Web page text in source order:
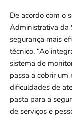
De acordo com o
Administrativa da
segurança mais
técnico. “Ao
sistema de
passa a cobrir um
dificuldades de
pasta para a
de serviços e